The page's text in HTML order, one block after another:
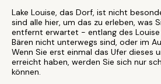
Lake Louise, das Dorf, ist nicht
sind alle hier, um das zu erleben, was
entfernt erwartet - entlang des Louise
Bären nicht unterwegs sind, oder im
Wenn Sie erst einmal das Ufer dieses
erreicht haben, werden Sie sich nur
können.